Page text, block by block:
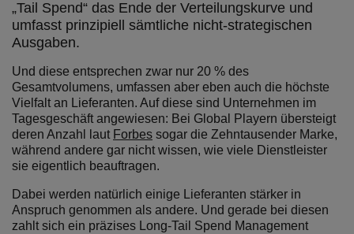
„Tail Spend“ das Ende der Verteilungskurve und
umfasst prinzipiell sämtliche nicht-strategischen
Ausgaben.
Und diese entsprechen zwar nur 20 % des
Gesamtvolumens, umfassen aber eben auch die höchste
Vielfalt an Lieferanten. Auf diese sind Unternehmen im
Tagesgeschäft angewiesen: Bei Global Playern übersteigt
deren Anzahl laut Forbes sogar die Zehntausender Marke,
während andere gar nicht wissen, wie viele Dienstleister
sie eigentlich beauftragen.
Dabei werden natürlich einige Lieferanten stärker in
Anspruch genommen als andere. Und gerade bei diesen
zahlt sich ein präzises Long-Tail Spend Management